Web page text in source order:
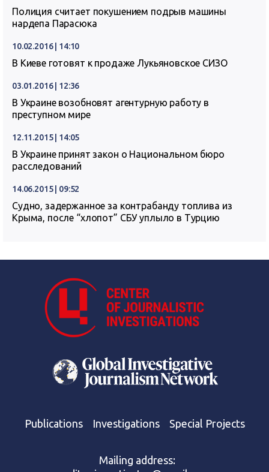
Полиция считает покушением подрыв машины
нардепа Парасюка
10.02.2016 | 14:10
В Киеве готовят к продаже Лукьяновское СИЗО
03.01.2016 | 12:36
В Украине возобновят агентурную работу в
преступном мире
12.11.2015 | 14:05
В Украине принят закон о Национальном бюро
расследований
14.06.2015 | 09:52
Судно, задержанное за контрабанду топлива из
Крыма, после “хлопот” СБУ уплыло в Турцию
Publications Investigations Special Projects
Mailing address: